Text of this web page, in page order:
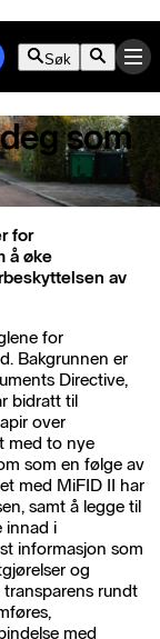
Søk
som
for
å øke
av
for
Bakgrunnen er
Directive,
bidratt til
over
med to nye
som en følge av
med MiFID II har
samt å legge til
innad i
informasjon som
og
rundt
med